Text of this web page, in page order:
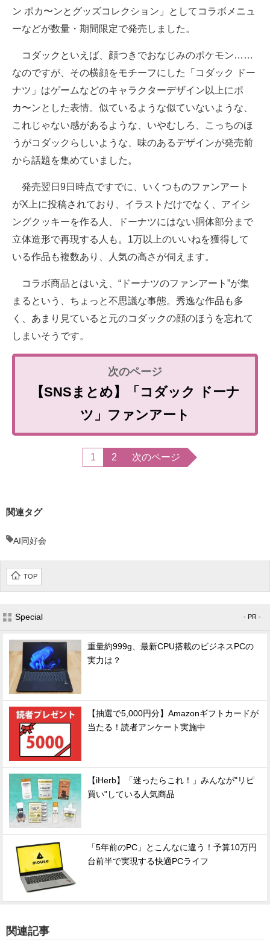
電子設計の基本と応用
建設×テクノロジーの最前線
ちょっと気になるネットの話題
ン ポカ〜ンとグッズコレクション」としてコラボメニュ
ーなどが数量・期間限定で発売しました。
コダックといえば、顔つきでおなじみのポケモン……
なのですが、その横顔をモチーフにした「コダック ドー
ナツ」はゲームなどのキャラクターデザイン以上にポ
カ〜ンとした表情。似ているような似ていないような、
これじゃない感があるような、いやむしろ、こっちのほ
うがコダックらしいような、味のあるデザインが発売前
から話題を集めていました。
発売翌日9日時点ですでに、いくつものファンアート
がX上に投稿されており、イラストだけでなく、アイシ
ングクッキーを作る人、ドーナツにはない胴体部分まで
立体造形で再現する人も。1万以上のいいねを獲得して
いる作品も複数あり、人気の高さが伺えます。
コラボ商品とはいえ、“ドーナツのファンアート”が集
まるという、ちょっと不思議な事態。秀逸な作品も多
く、あまり見ていると元のコダックの顔のほうを忘れて
しまいそうです。
【SNSまとめ】「コダック ドーナ
ツ」ファンアート
1 2 次のページ
関連タグ
AI同好会
TOP
Special - PR -
重量約999g、最新CPU搭載のビジネスPCの
実力は？
【抽選で5,000円分】Amazonギフトカードが
当たる！読者アンケート実施中
【iHerb】「迷ったらこれ！」みんなが"リピ
買い"している人気商品
「5年前のPC」とこんなに違う！予算10万円
台前半で実現する快適PCライフ
関連記事